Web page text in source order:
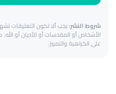
شروط النشر:يجب ألا تكون التعليقات
الأشخاص أو المقدسات أو الأديان أو
على الكراهية والتمييز.